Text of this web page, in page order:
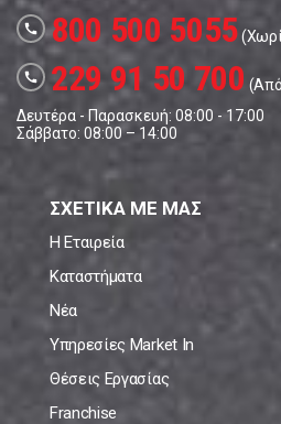
call 800 500 5055
call 229 91 50 700
Δευτέρα - Παρασκευή: 08:00 - 17:00
Σάββατο: 08:00 – 14:00
ΣΧΕΤΙΚΑ ΜΕ ΜΑΣ
Η Εταιρεία
Καταστήματα
Νέα
Υπηρεσίες Market In
Θέσεις Εργασίας
Franchise